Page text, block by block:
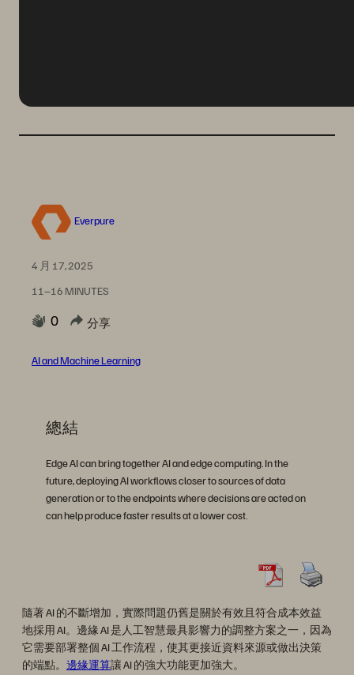
Everpure
4 月 17, 2025
11–16 MINUTES
0 分享
AI and Machine Learning
總結
Edge AI can bring together AI and edge computing. In the
future, deploying AI workflows closer to sources of data
generation or to the endpoints where decisions are acted on
can help produce faster results at a lower cost.
隨著 AI 的不斷增加，實際問題仍舊是關於有效且符合成本效益
地採用 AI。邊緣 AI 是人工智慧最具影響力的調整方案之一，因為
它需要部署整個 AI 工作流程，使其更接近資料來源或做出決策
的端點。 邊緣運算讓 AI 的強大功能更加強大。